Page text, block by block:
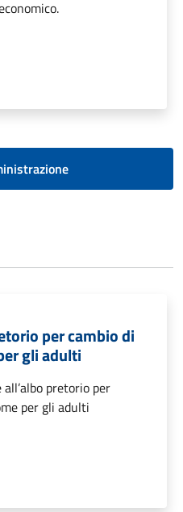
per cambio di
gli adulti
pretorio per
per gli adulti